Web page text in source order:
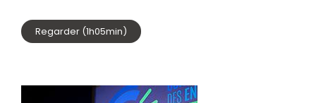
Regarder (1h05min)